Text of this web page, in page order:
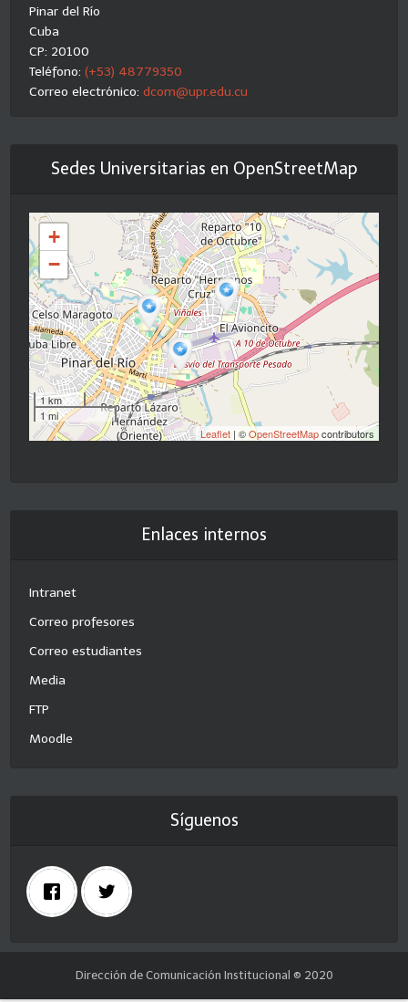
Pinar del Río
Cuba
CP: 20100
Teléfono:(+53) 48779350
Correo electrónico:dcom@upr.edu.cu
Sedes Universitarias en OpenStreetMap
+
−
1 km
1 mi
Leaflet| ©OpenStreetMapcontributors
Enlaces internos
Intranet
Correo profesores
Correo estudiantes
Media
FTP
Moodle
Síguenos
Dirección de Comunicación Institucional © 2020